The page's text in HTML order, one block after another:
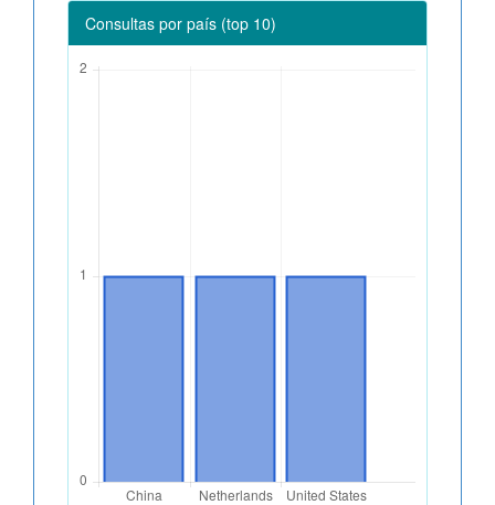
Consultas por país (top 10)